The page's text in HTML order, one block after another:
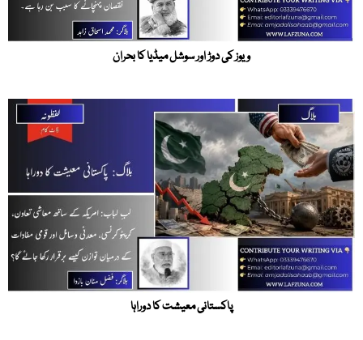
ویوز کی دوڑ اور سوشل میڈیا کا بحران
پاکستانی معیشت کا دوراہا